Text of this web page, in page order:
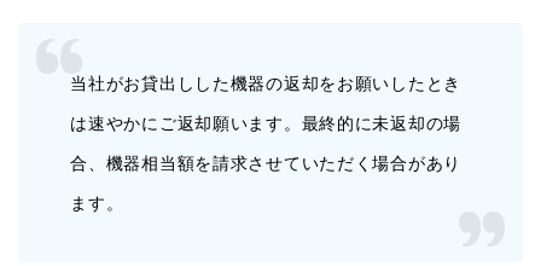
当社がお貸出しした機器の返却をお願いしたとき
は速やかにご返却願います。最終的に未返却の場
合、機器相当額を請求させていただく場合があり
ます。